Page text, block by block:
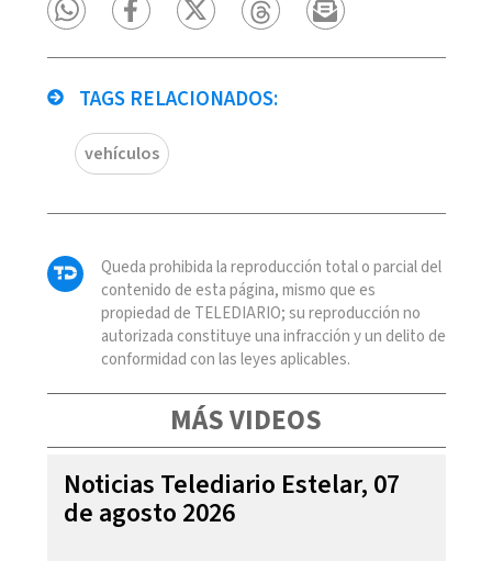
TAGS RELACIONADOS:
vehículos
Queda prohibida la reproducción total o parcial del
contenido de esta página, mismo que es
propiedad de TELEDIARIO; su reproducción no
autorizada constituye una infracción y un delito de
conformidad con las leyes aplicables.
MÁS VIDEOS
Noticias Telediario Estelar, 07
de agosto 2026